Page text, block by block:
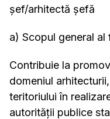
șef/arhitectă șefă
a) Scopul general al
Contribuie la
domeniul
teritoriului în
autorității publice